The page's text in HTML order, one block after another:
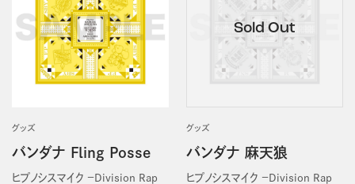
グッズ
バンダナ Fling Posse
ヒプノシスマイク －Division Rap
グッズ
バンダナ 麻天狼
ヒプノシスマイク －Division Rap